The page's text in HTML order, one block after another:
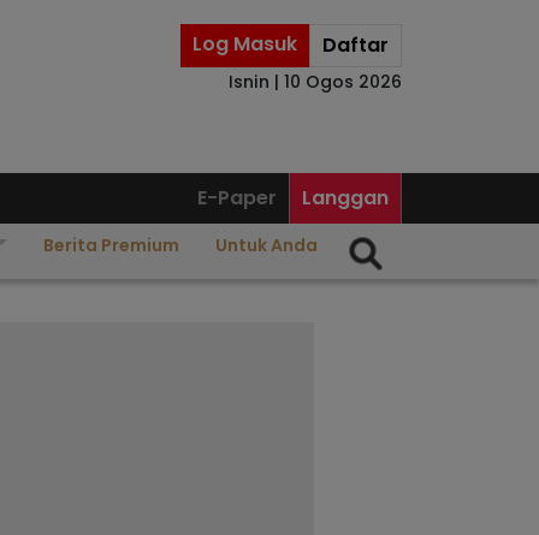
Log Masuk Daftar
Isnin | 10 Ogos 2026
E-Paper Langgan
Berita Premium Untuk Anda